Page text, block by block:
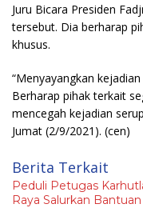
Juru Bicara Presiden
tersebut. Dia berharap
khusus.
“Menyayangkan
Berharap pihak terkait
mencegah kejadian
Jumat (2/9/2021). (cen)
Berita Terkait
Peduli Petugas
Raya Salurkan